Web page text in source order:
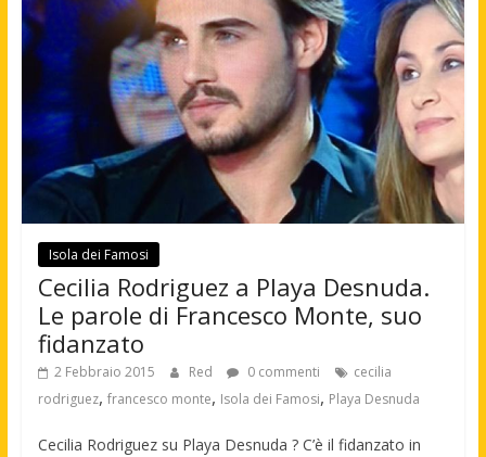
Isola dei Famosi
Cecilia Rodriguez a Playa Desnuda.
Le parole di Francesco Monte, suo
fidanzato
2 Febbraio 2015 Red 0 commenti
cecilia
rodriguez, francesco monte, Isola dei Famosi, Playa Desnuda
Cecilia Rodriguez su Playa Desnuda ? C’è il fidanzato in